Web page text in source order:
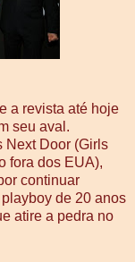
a revista até hoje
seu aval.
Next Door (Girls
fora dos EUA),
continuar
de 20 anos
atire a pedra no